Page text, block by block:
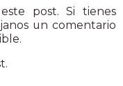
post. Si tienes
un comentario